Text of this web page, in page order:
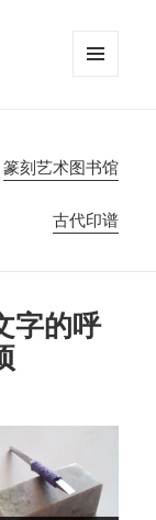
篆刻艺术图书馆
古代印谱
字的呼